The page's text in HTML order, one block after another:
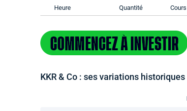
Heure Quantité Cours
KKR & Co : ses variations historiques